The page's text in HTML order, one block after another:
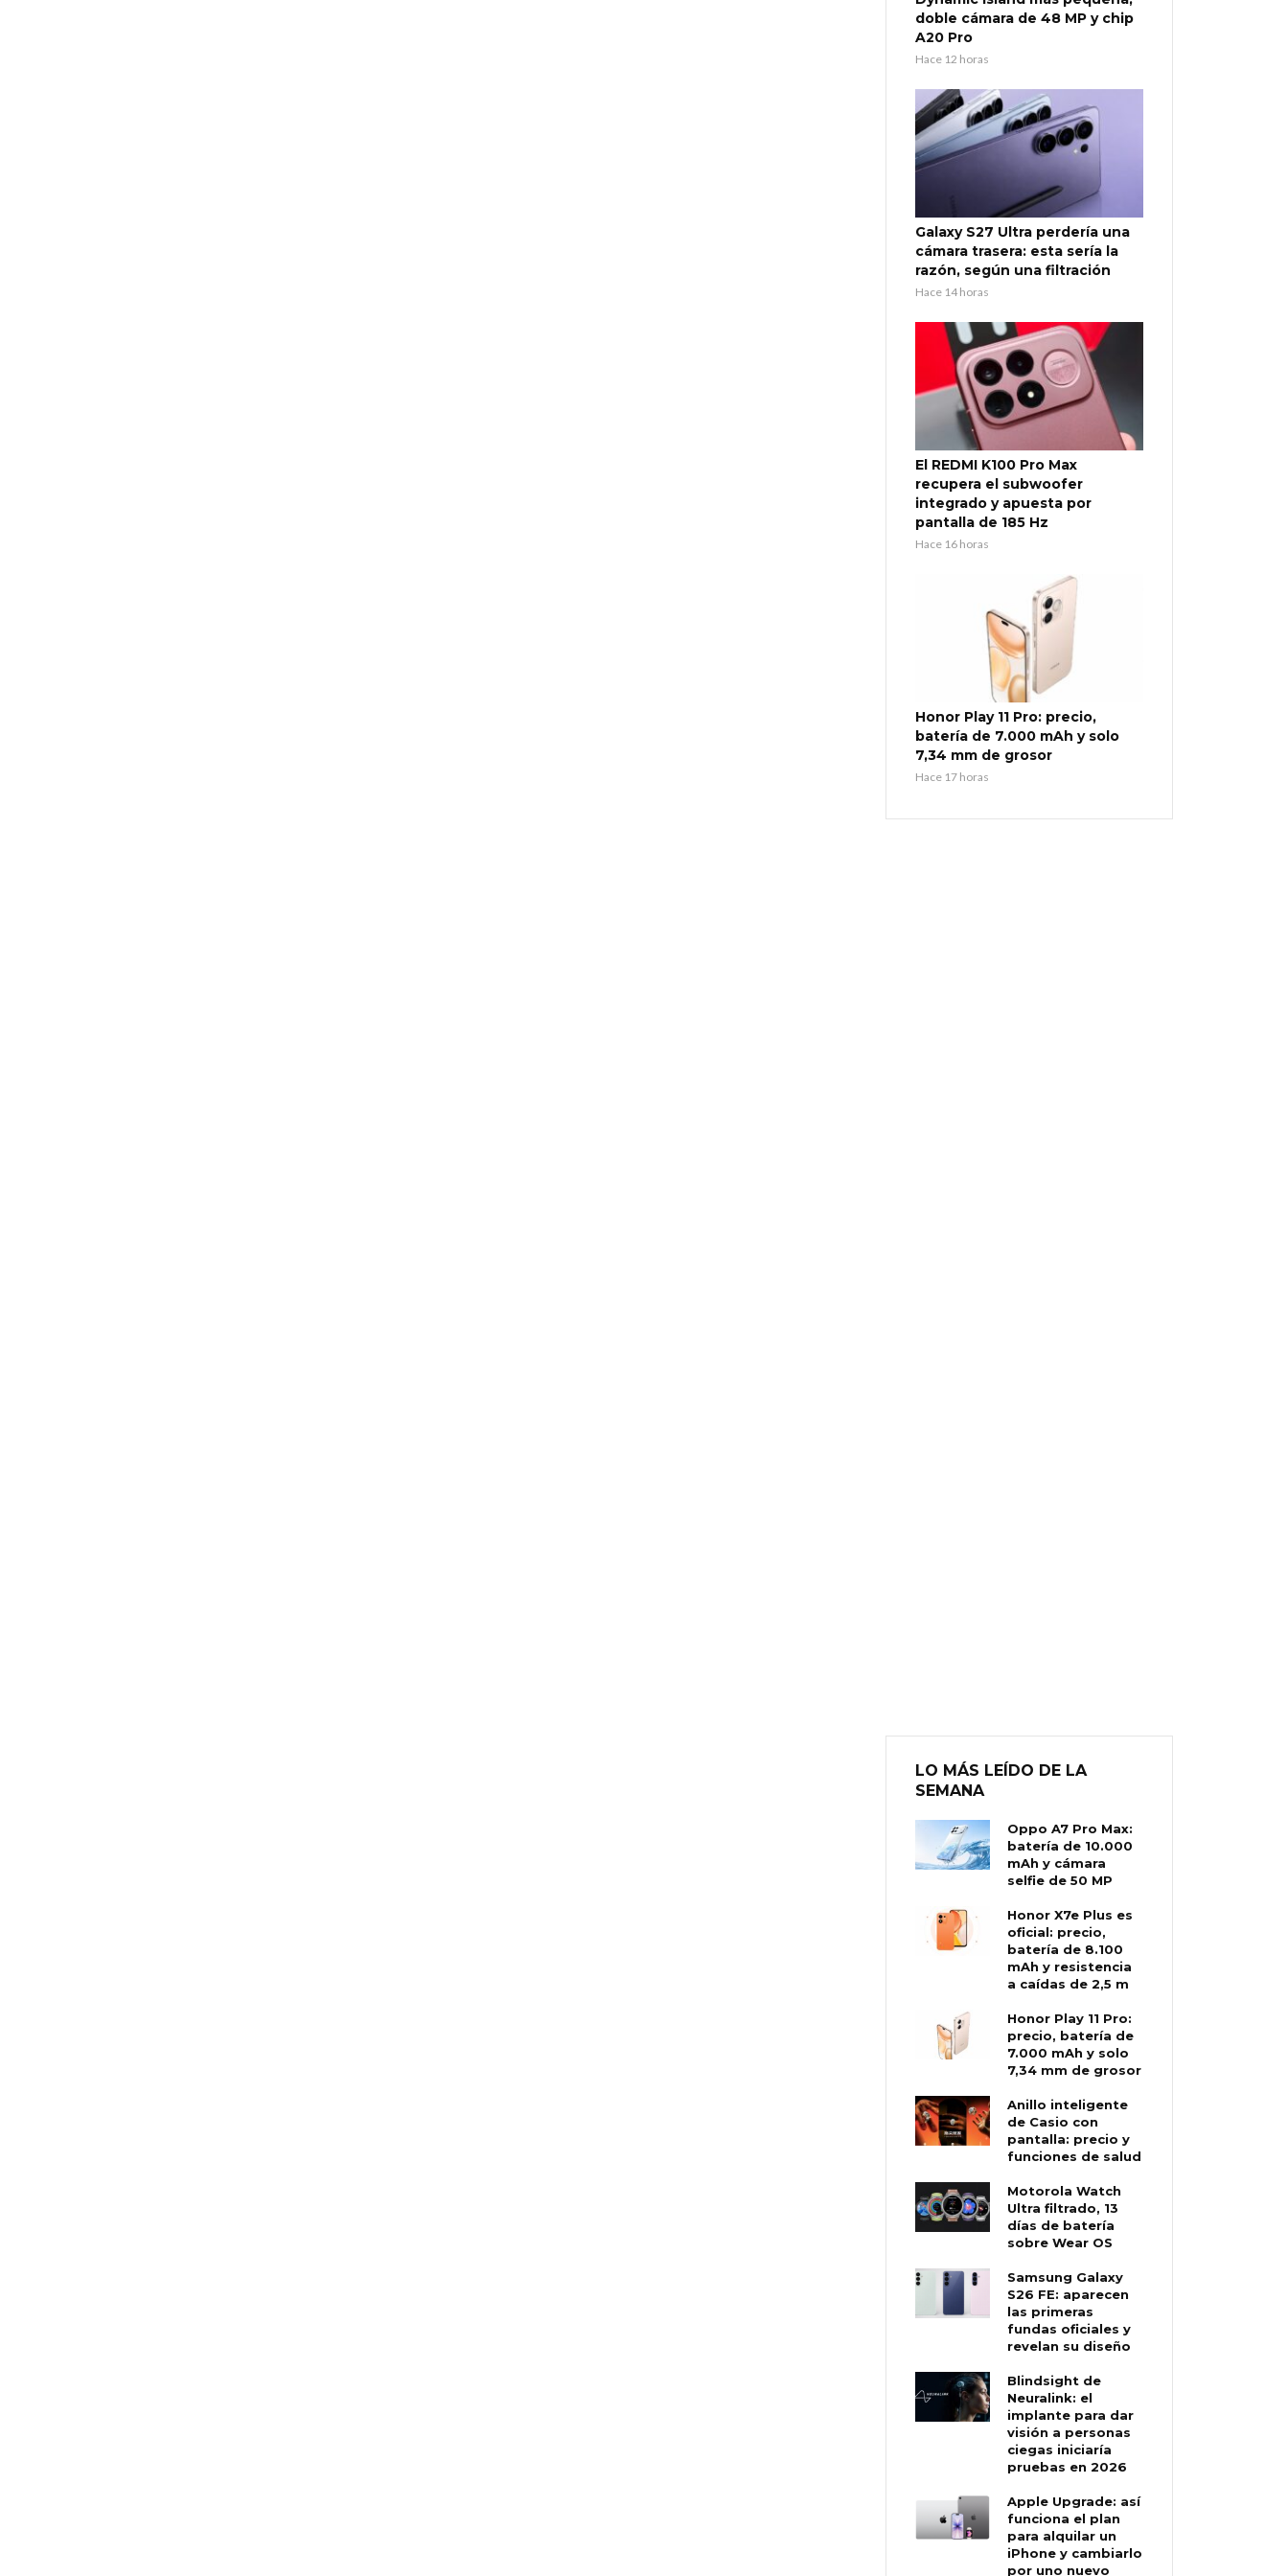
doble cámara de 48 MP y chip
A20 Pro
Hace 12 horas
Galaxy S27 Ultra perdería una
cámara trasera: esta sería la
razón, según una filtración
Hace 14 horas
El REDMI K100 Pro Max
recupera el subwoofer
integrado y apuesta por
pantalla de 185 Hz
Hace 16 horas
Honor Play 11 Pro: precio,
batería de 7.000 mAh y solo
7,34 mm de grosor
Hace 17 horas
LO MÁS LEÍDO DE LA
SEMANA
Oppo A7 Pro Max:
batería de 10.000
mAh y cámara
selfie de 50 MP
Honor X7e Plus es
oficial: precio,
batería de 8.100
mAh y resistencia
a caídas de 2,5 m
Honor Play 11 Pro:
precio, batería de
7.000 mAh y solo
7,34 mm de grosor
Anillo inteligente
de Casio con
pantalla: precio y
funciones de salud
Motorola Watch
Ultra filtrado, 13
días de batería
sobre Wear OS
Samsung Galaxy
S26 FE: aparecen
las primeras
fundas oficiales y
revelan su diseño
Blindsight de
Neuralink: el
implante para dar
visión a personas
ciegas iniciaría
pruebas en 2026
Apple Upgrade: así
funciona el plan
para alquilar un
iPhone y cambiarlo
por uno nuevo